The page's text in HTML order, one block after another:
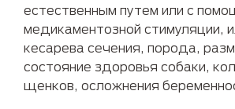
естественным путем или с
медикаментозной стимуляции,
кесарева сечения, порода,
состояние здоровья собаки,
щенков, осложнения